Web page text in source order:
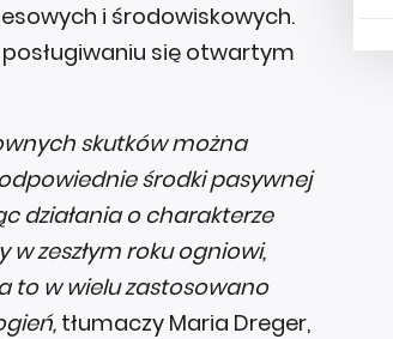
i środowiskowych.
się otwartym
skutków można
środki pasywnej
działania o charakterze
zeszłym roku ogniowi,
to w wielu zastosowano
tłumaczy Maria Dreger,